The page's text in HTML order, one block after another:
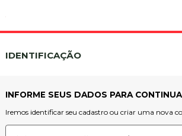
IDENTIFICAÇÃO
INFORME SEUS DADOS PARA
Iremos identificar seu cadastro ou criar uma nova